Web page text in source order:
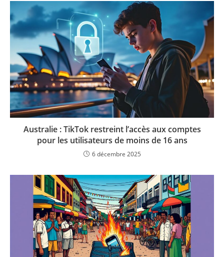
Australie : TikTok restreint l’accès aux comptes
pour les utilisateurs de moins de 16 ans
6 décembre 2025